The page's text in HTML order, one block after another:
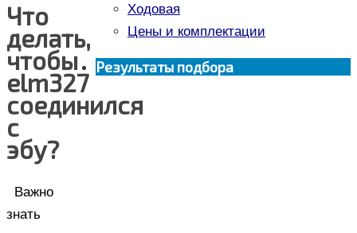
Что
делать,
чтобы
elm327
соединился
с
эбу?
Важно
знать
Ходовая
Цены и комплектации
Результаты подбора